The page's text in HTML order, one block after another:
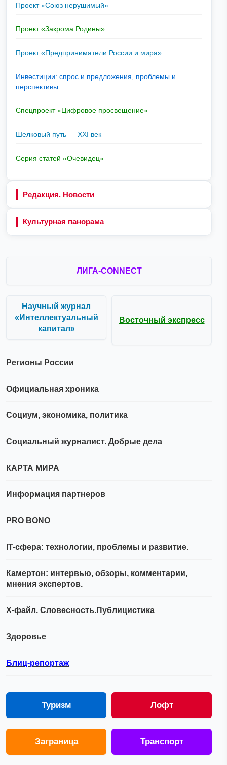
Проект «Союз нерушимый»
Проект «Закрома Родины»
Проект «Предприниматели России и мира»
Инвестиции: спрос и предложения, проблемы и
перспективы
Спецпроект «Цифровое просвещение»
Шелковый путь — XXI век
Серия статей «Очевидец»
Редакция. Новости
Культурная панорама
ЛИГА-CONNECT
Научный журнал
«Интеллектуальный
капитал»
Восточный экспресс
Регионы России
Официальная хроника
Социум, экономика, политика
Социальный журналист. Добрые дела
КАРТА МИРА
Информация партнеров
PRO BONO
IT-сфера: технологии, проблемы и развитие.
Камертон: интервью, обзоры, комментарии,
мнения экспертов.
Х-файл. Словесность.Публицистика
Здоровье
Блиц-репортаж
Туризм Лофт
Заграница Транспорт